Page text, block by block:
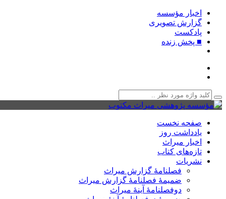
اخبار مؤسسه
گزارش تصویری
پادکست‌
■ پخش زنده
صفحه نخست
یادداشت روز
اخبار میراث
تازه‌های کتاب
نشریات
فصلنامۀ گزارش میراث
ضمیمۀ فصلنامۀ گزارش میراث
دوفصلنامۀ آینۀ میراث